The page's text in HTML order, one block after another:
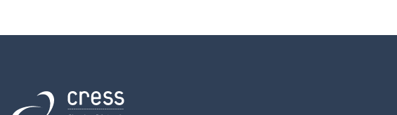
Retour à l'accueil